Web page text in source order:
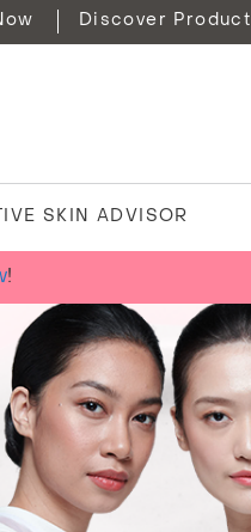
Discover Product
SKIN ADVISOR
!